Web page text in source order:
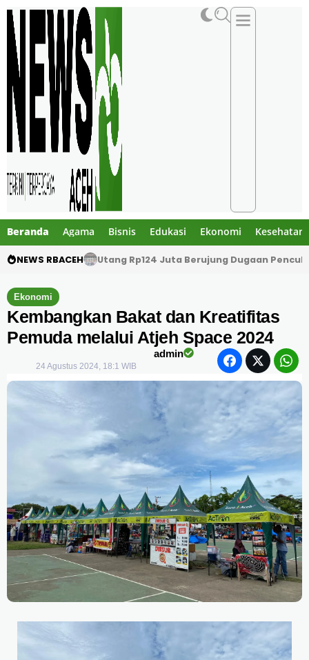
Beranda Agama Bisnis Edukasi Ekonomi Kesehatan
NEWS RBACEH Utang Rp124 Juta Berujung Dugaan
Ekonomi
Kembangkan Bakat dan Kreatifitas
Pemuda melalui Atjeh Space 2024
admin
24 Agustus 2024, 18:1 WIB